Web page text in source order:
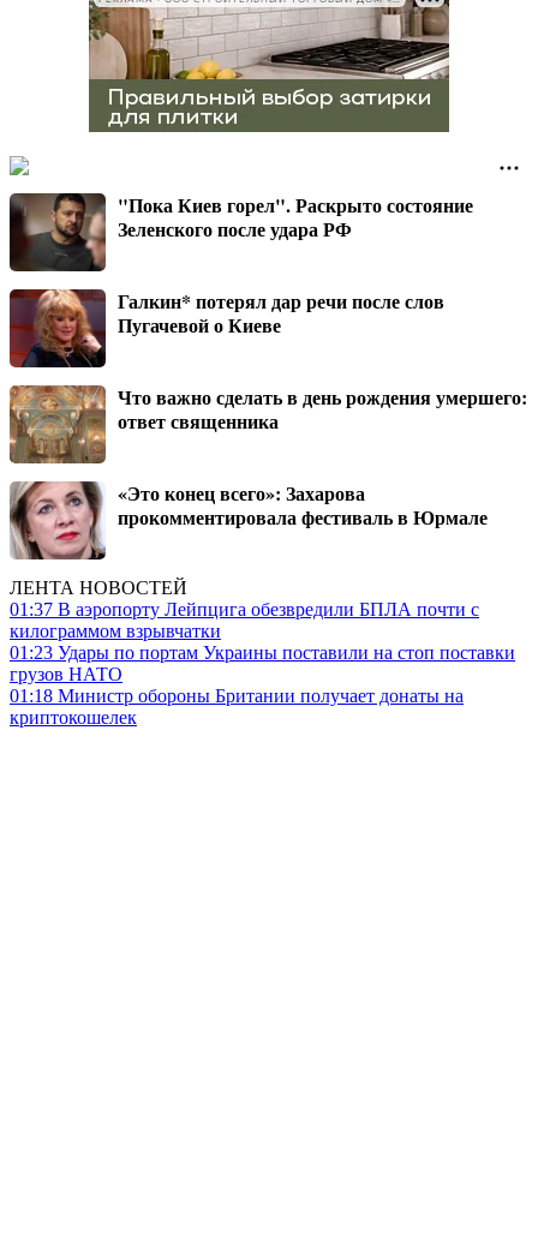
"Пока Киев горел". Раскрыто состояние
Зеленского после удара РФ
Галкин* потерял дар речи после слов
Пугачевой о Киеве
Что важно сделать в день рождения умершего:
ответ священника
«Это конец всего»: Захарова
прокомментировала фестиваль в Юрмале
ЛЕНТА НОВОСТЕЙ
01:37 В аэропорту Лейпцига обезвредили БПЛА почти с
килограммом взрывчатки
01:23 Удары по портам Украины поставили на стоп поставки
грузов НАТО
01:18 Министр обороны Британии получает донаты на
криптокошелек